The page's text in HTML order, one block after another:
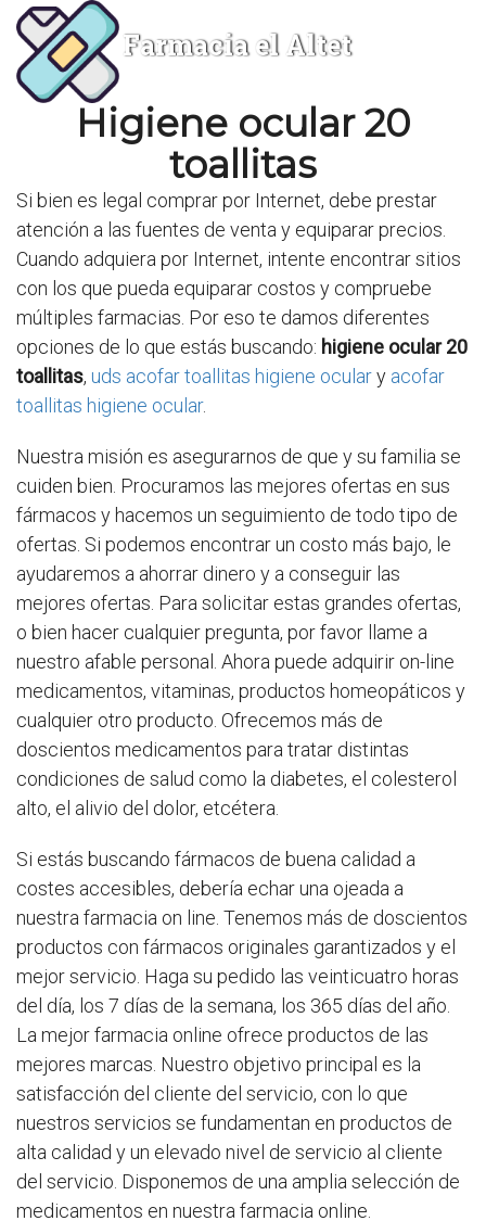
Farmacia el Altet
Higiene ocular 20
toallitas
Si bien es legal comprar por Internet, debe prestar
atención a las fuentes de venta y equiparar precios.
Cuando adquiera por Internet, intente encontrar sitios
con los que pueda equiparar costos y compruebe
múltiples farmacias. Por eso te damos diferentes
opciones de lo que estás buscando: higiene ocular 20
toallitas, uds acofar toallitas higiene oculary acofar
toallitas higiene ocular.
Nuestra misión es asegurarnos de que y su familia se
cuiden bien. Procuramos las mejores ofertas en sus
fármacos y hacemos un seguimiento de todo tipo de
ofertas. Si podemos encontrar un costo más bajo, le
ayudaremos a ahorrar dinero y a conseguir las
mejores ofertas. Para solicitar estas grandes ofertas,
o bien hacer cualquier pregunta, por favor llame a
nuestro afable personal. Ahora puede adquirir on-line
medicamentos, vitaminas, productos homeopáticos y
cualquier otro producto. Ofrecemos más de
doscientos medicamentos para tratar distintas
condiciones de salud como la diabetes, el colesterol
alto, el alivio del dolor, etcétera.
Si estás buscando fármacos de buena calidad a
costes accesibles, debería echar una ojeada a
nuestra farmacia on line. Tenemos más de doscientos
productos con fármacos originales garantizados y el
mejor servicio. Haga su pedido las veinticuatro horas
del día, los 7 días de la semana, los 365 días del año.
La mejor farmacia online ofrece productos de las
mejores marcas. Nuestro objetivo principal es la
satisfacción del cliente del servicio, con lo que
nuestros servicios se fundamentan en productos de
alta calidad y un elevado nivel de servicio al cliente
del servicio. Disponemos de una amplia selección de
medicamentos en nuestra farmacia online.